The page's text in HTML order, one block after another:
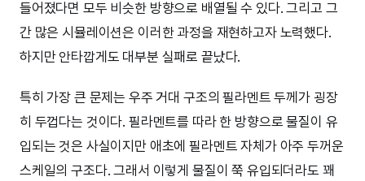
들어졌다면 모두 비슷한 방향으로 배열될 수 있다. 그리고 그
간 많은 시뮬레이션은 이러한 과정을 재현하고자 노력했다.
하지만 안타깝게도 대부분 실패로 끝났다.
특히 가장 큰 문제는 우주 거대 구조의 필라멘트 두께가 굉장
히 두껍다는 것이다. 필라멘트를 따라 한 방향으로 물질이 유
입되는 것은 사실이지만 애초에 필라멘트 자체가 아주 두꺼운
스케일의 구조다. 그래서 이렇게 물질이 쭉 유입되더라도 꽤